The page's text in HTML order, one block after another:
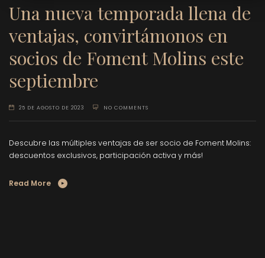
Una nueva temporada llena de
ventajas, convirtámonos en
socios de Foment Molins este
septiembre
25 DE AGOSTO DE 2023 NO COMMENTS
Descubre las múltiples ventajas de ser socio de Foment Molins:
descuentos exclusivos, participación activa y más!
Read More